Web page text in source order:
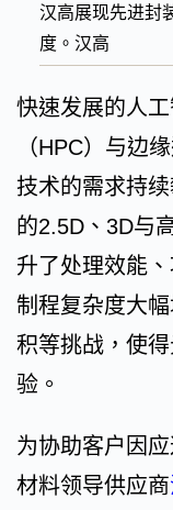
汉高展现先进封
度。汉高
快速发展的人
（HPC）与边
技术的需求持
的2.5D、3D与
升了处理效能
制程复杂度大
积等挑战，使
验。
为协助客户因
材料领导供应商